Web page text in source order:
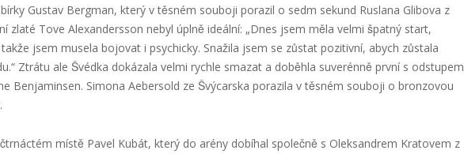
Gustav Bergman, který v těsném souboji porazil o sedm sekund Ruslana Glibova z
zlaté Tove Alexandersson nebyl úplně ideální: „Dnes jsem měla velmi špatný start,
jsem musela bojovat i psychicky. Snažila jsem se zůstat pozitivní, abych zůstala
Ztrátu ale Švédka dokázala velmi rychle smazat a doběhla suverénně první s odstupem
Benjaminsen. Simona Aebersold ze Švýcarska porazila v těsném souboji o bronzovou
místě Pavel Kubát, který do arény dobíhal společně s Oleksandrem Kratovem z